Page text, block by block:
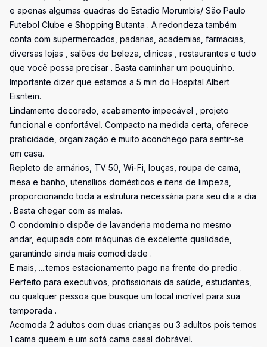
e apenas algumas quadras do Estadio Morumbis/ São Paulo
Futebol Clube e Shopping Butanta . A redondeza também
conta com supermercados, padarias, academias, farmacias,
diversas lojas , salões de beleza, clinicas , restaurantes e tudo
que você possa precisar . Basta caminhar um pouquinho.
Importante dizer que estamos a 5 min do Hospital Albert
Eisntein.
Lindamente decorado, acabamento impecável , projeto
funcional e confortável. Compacto na medida certa, oferece
praticidade, organização e muito aconchego para sentir-se
em casa.
Repleto de armários, TV 50, Wi-Fi, louças, roupa de cama,
mesa e banho, utensílios domésticos e itens de limpeza,
proporcionando toda a estrutura necessária para seu dia a dia
. Basta chegar com as malas.
O condomínio dispõe de lavanderia moderna no mesmo
andar, equipada com máquinas de excelente qualidade,
garantindo ainda mais comodidade .
E mais, ....temos estacionamento pago na frente do predio .
Perfeito para executivos, profissionais da saúde, estudantes,
ou qualquer pessoa que busque um local incrível para sua
temporada .
Acomoda 2 adultos com duas crianças ou 3 adultos pois temos
1 cama queem e um sofá cama casal dobrável.